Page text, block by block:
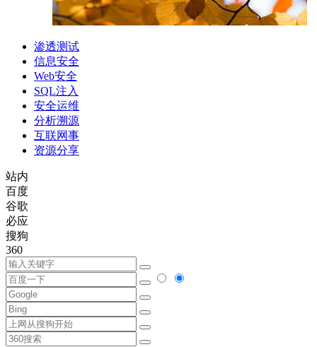
渗透测试
信息安全
Web安全
SQL注入
安全运维
分析溯源
互联网事
资源分享
站内
百度
谷歌
必应
搜狗
360